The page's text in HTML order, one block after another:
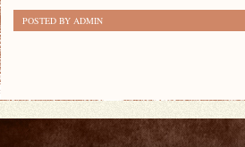
POSTED BY ADMIN